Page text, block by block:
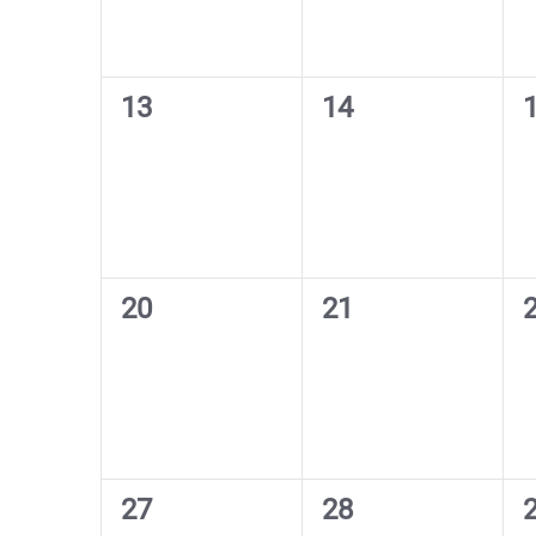
0
13
0
14
0
0
20
0
21
0
0
27
0
28
0